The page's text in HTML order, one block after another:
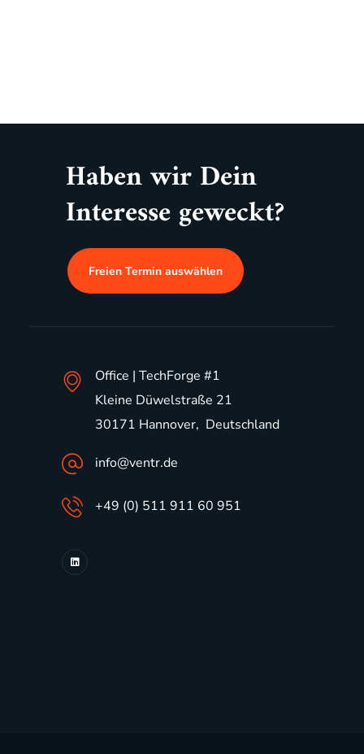
Haben wir Dein
Interesse geweckt?
Freien Termin auswählen
Office | TechForge #1
Kleine Düwelstraße 21
30171 Hannover, Deutschland
info@ventr.de
+49 (0) 511 911 60 951